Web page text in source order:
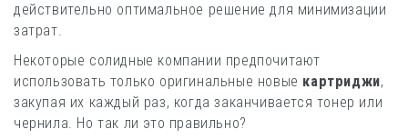
действительно оптимальное решение для минимизации
затрат.
Некоторые солидные компании предпочитают
использовать только оригинальные новые картриджи,
закупая их каждый раз, когда заканчивается тонер или
чернила. Но так ли это правильно?